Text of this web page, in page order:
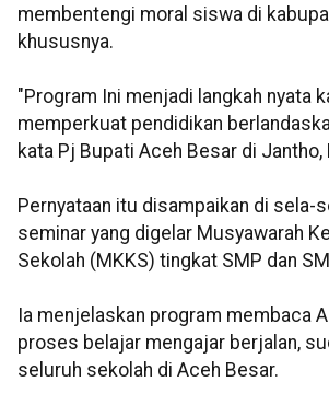
membentengi moral siswa di
khususnya.
"Program Ini menjadi langkah nyata
memperkuat pendidikan
kata Pj Bupati Aceh Besar di Jantho,
Pernyataan itu disampaikan di sela-
seminar yang digelar Musyawarah
Sekolah (MKKS) tingkat SMP dan
Ia menjelaskan program membaca
proses belajar mengajar berjalan,
seluruh sekolah di Aceh Besar.